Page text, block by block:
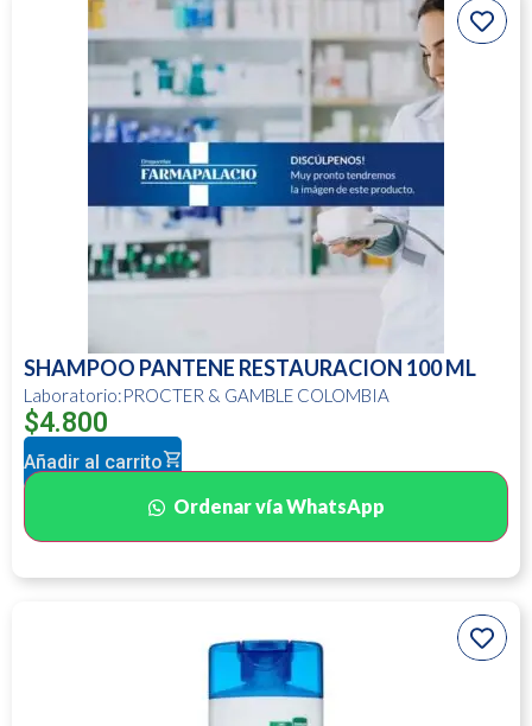
SHAMPOO PANTENE RESTAURACION 100 ML
Laboratorio:PROCTER & GAMBLE COLOMBIA
$4.800
Añadir al carrito
Ordenar vía WhatsApp